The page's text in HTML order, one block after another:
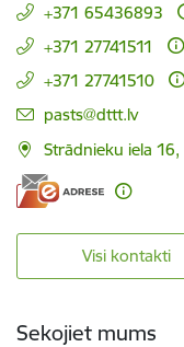
+371 65436893
+371 27741511
+371 27741510
E-pasts:
pasts@dttt.lv
Strādnieku iela
Visi kontakti
Sekojiet mums